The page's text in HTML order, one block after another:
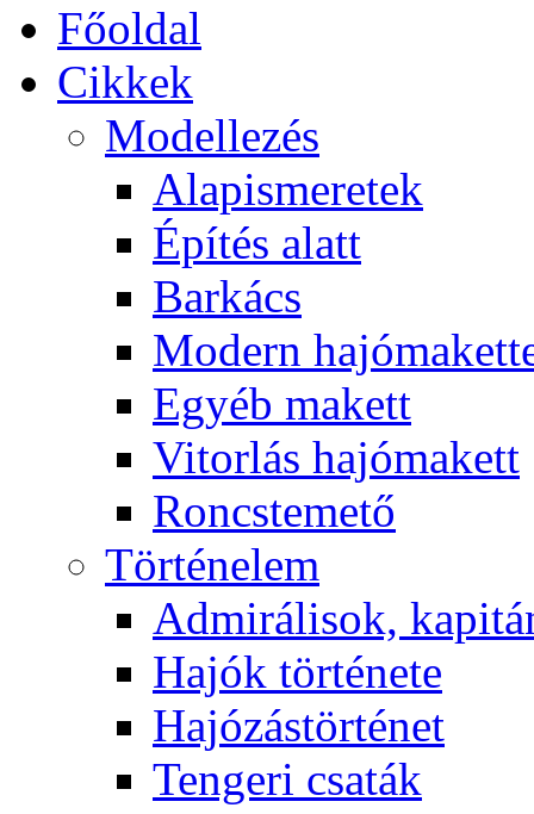
Főoldal
Cikkek
Modellezés
Alapismeretek
Építés alatt
Barkács
Modern
Egyéb makett
Vitorlás hajómakett
Roncstemető
Történelem
Admirálisok,
Hajók története
Hajózástörténet
Tengeri csaták